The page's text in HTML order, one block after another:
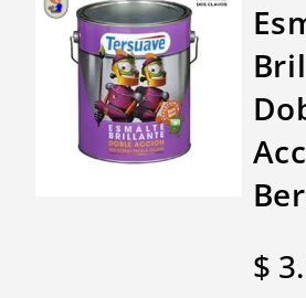
$